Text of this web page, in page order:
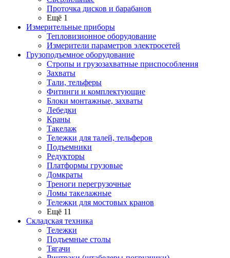
Проточка дисков и барабанов
Ещё 1
Измерительные приборы
Тепловизионное оборудование
Измерители параметров электросетей
Грузоподъемное оборудование
Стропы и грузозахватные приспособления
Захваты
Тали, тельферы
Фитинги и комплектующие
Блоки монтажные, захваты
Лебедки
Краны
Такелаж
Тележки для талей, тельферов
Подъемники
Редукторы
Платформы грузовые
Домкраты
Треноги перегрузочные
Ломы такелажные
Тележки для мостовых кранов
Ещё 11
Складская техника
Тележки
Подъемные столы
Тягачи